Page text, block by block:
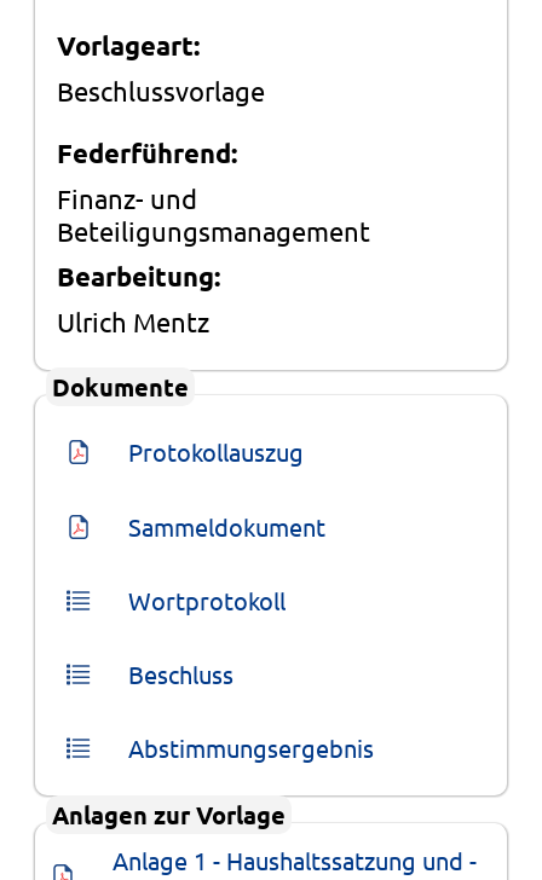
Vorlageart:
Beschlussvorlage
Federführend:
Finanz- und
Beteiligungsmanagement
Bearbeitung:
Ulrich Mentz
Dokumente
Protokollauszug
Sammeldokument
Wortprotokoll
Beschluss
Abstimmungsergebnis
Anlagen zur Vorlage
Anlage 1 - Haushaltssatzung und -